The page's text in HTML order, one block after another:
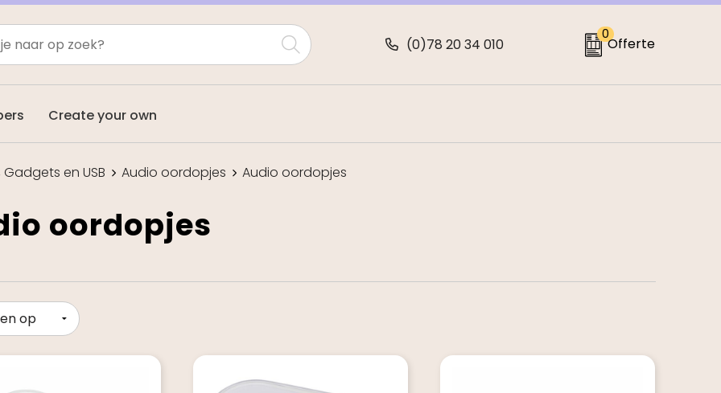
(0)78 20 34 010
0
Offerte
Create your own
en USB Audio oordopjes Audio oordopjes
oordopjes